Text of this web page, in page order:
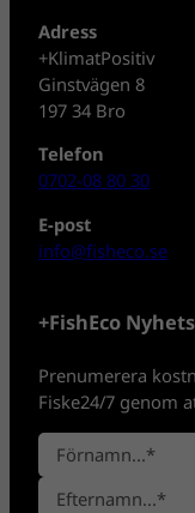
Adress
+KlimatPositiv
Ginstvägen 8
197 34 Bro
Telefon
0702-08 80 30
E-post
info@fisheco.se
+FishEco
Prenumerera
Fiske24/7 genom
N
a
F